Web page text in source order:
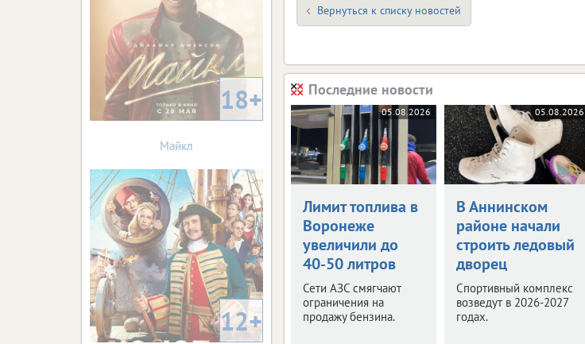
Вернуться к списку новостей
Последние новости
05.08.2026
Лимит топлива в
Воронеже
увеличили до
40-50 литров
Сети АЗС смягчают
ограничения на
продажу бензина.
05.08.2026
В Аннинском
районе начали
строить ледовый
дворец
Спортивный комплекс
возведут в 2026-2027
годах.
18+
Майкл
12+